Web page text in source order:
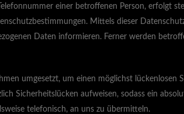
einer betroffenen Person, erfolgt
Mittels dieser
Daten informieren. Ferner werden
umgesetzt, um einen möglichst lückenlosen
Sicherheitslücken aufweisen, sodass ein
telefonisch, an uns zu übermitteln.